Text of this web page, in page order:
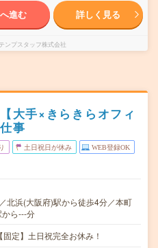
進む 詳しく見る
ンプスタッフ株式会社
大手×きらきらオフィ
事
土日祝日が休み WEB登録OK
北浜(大阪府)駅から徒歩4分／本町
ら---分
定】土日祝完全お休み！